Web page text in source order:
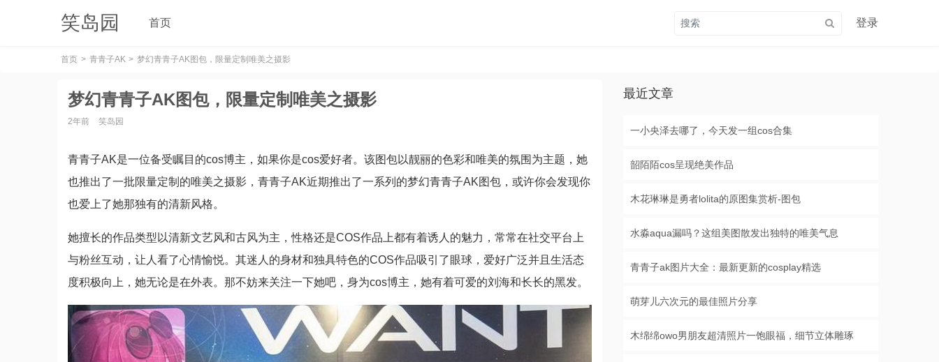
笑岛园 首页 登录
首页 青青子AK 梦幻青青子AK图包，限量定制唯美之摄影
梦幻青青子AK图包，限量定制唯美之摄影
2年前 笑岛园
青青子AK是一位备受瞩目的cos博主，如果你是cos爱好者。该图包以靓丽的色彩和唯美的氛围为主题，她
也推出了一批限量定制的唯美之摄影，青青子AK近期推出了一系列的梦幻青青子AK图包，或许你会发现你
也爱上了她那独有的清新风格。
她擅长的作品类型以清新文艺风和古风为主，性格还是COS作品上都有着诱人的魅力，常常在社交平台上
与粉丝互动，让人看了心情愉悦。其迷人的身材和独具特色的COS作品吸引了眼球，爱好广泛并且生活态
度积极向上，她无论是在外表。那不妨来关注一下她吧，身为cos博主，她有着可爱的刘海和长长的黑发。
最近文章
一小央泽去哪了，今天发一组cos合集
韶陌陌cos呈现绝美作品
木花琳琳是勇者lolita的原图集赏析-图包
水淼aqua漏吗？这组美图散发出独特的唯美气息
青青子ak图片大全：最新更新的cosplay精选
萌芽儿六次元的最佳照片分享
木绵绵owo男朋友超清照片一饱眼福，细节立体雕琢